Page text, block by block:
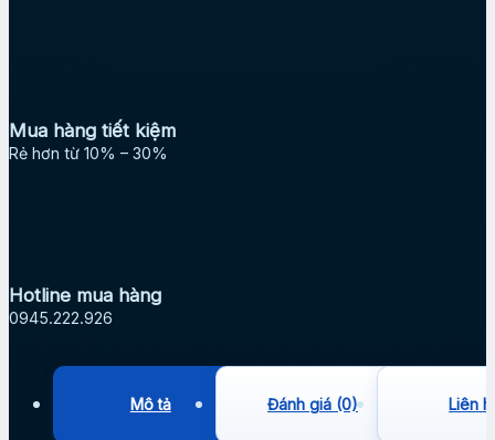
Mua hàng tiết kiệm
Rẻ hơn từ 10% – 30%
Hotline mua hàng
0945.222.926
Mô tả Đánh giá (0) Liên